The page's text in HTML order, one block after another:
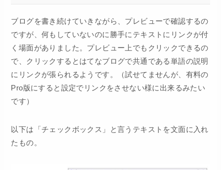
ブログを書き続けていきながら、プレビューで確認するの
ですが、何もしていないのに勝手にテキストにリンクが付
く場面がありました。プレビュー上でもクリックできるの
で、クリックするとはてなブログで共通である単語の説明
にリンクが張られるようです。（試せてませんが、有料の
Pro版にすると設定でリンクをさせない様に出来るみたい
です）
以下は「チェックボックス」と言うテキストを文面に入れ
たもの。